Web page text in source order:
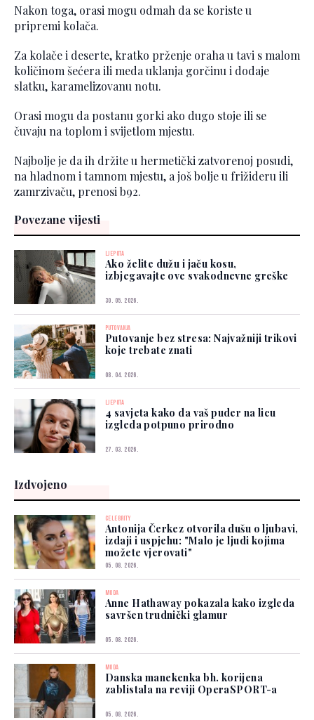
Nakon toga, orasi mogu odmah da se koriste u
pripremi kolača.
Za kolače i deserte, kratko prženje oraha u tavi s malom
količinom šećera ili meda uklanja gorčinu i dodaje
slatku, karamelizovanu notu.
Orasi mogu da postanu gorki ako dugo stoje ili se
čuvaju na toplom i svijetlom mjestu.
Najbolje je da ih držite u hermetički zatvorenoj posudi,
na hladnom i tamnom mjestu, a još bolje u frižideru ili
zamrzivaču, prenosi b92.
Povezane vijesti
LJEPOTA
Ako želite dužu i jaču kosu,
izbjegavajte ove svakodnevne greške
30. 05. 2026.
PUTOVANJA
Putovanje bez stresa: Najvažniji trikovi
koje trebate znati
08. 04. 2026.
LJEPOTA
4 savjeta kako da vaš puder na licu
izgleda potpuno prirodno
27. 03. 2026.
Izdvojeno
CELEBRITY
Antonija Čerkez otvorila dušu o ljubavi,
izdaji i uspjehu: "Malo je ljudi kojima
možete vjerovati"
05. 08. 2026.
MODA
Anne Hathaway pokazala kako izgleda
savršen trudnički glamur
05. 08. 2026.
MODA
Danska manekenka bh. korijena
zablistala na reviji OperaSPORT-a
05. 08. 2026.